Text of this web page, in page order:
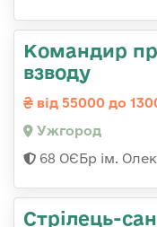
Командир
взводу
від 55000 до
Ужгород
68 ОЄБр ім.
Стрілець-